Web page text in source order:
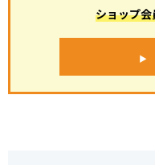
ショップ